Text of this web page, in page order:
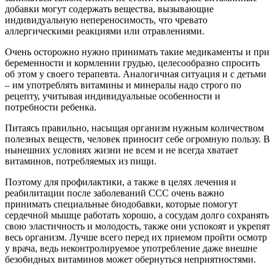
добавки могут содержать вещества, вызывающие
индивидуальную непереносимость, что чревато
аллергическими реакциями или отравлениями.
Очень осторожно нужно принимать такие медикаменты и при
беременности и кормлении грудью, целесообразно спросить
об этом у своего терапевта. Аналогичная ситуация и с детьми
– им употреблять витамины и минералы надо строго по
рецепту, учитывая индивидуальные особенности и
потребности ребенка.
Питаясь правильно, насыщая организм нужным количеством
полезных веществ, человек приносит себе огромную пользу. В
нынешних условиях жизни не всем и не всегда хватает
витаминов, потребляемых из пищи.
Поэтому для профилактики, а также в целях лечения и
реабилитации после заболеваний ССС очень важно
принимать специальные биодобавки, которые помогут
сердечной мышце работать хорошо, а сосудам долго сохранять
свою эластичность и молодость, также они успокоят и укрепят
весь организм. Лучше всего перед их приемом пройти осмотр
у врача, ведь неконтролируемое употребление даже внешне
безобидных витаминов может обернуться неприятностями.